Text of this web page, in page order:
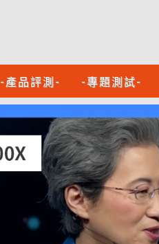
-產品評測- -專題測試-